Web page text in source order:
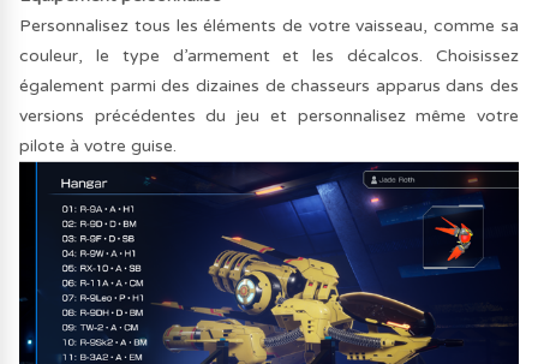
Personnalisez tous les éléments de votre vaisseau, comme sa
couleur, le type d’armement et les décalcos. Choisissez
également parmi des dizaines de chasseurs apparus dans des
versions précédentes du jeu et personnalisez même votre
pilote à votre guise.